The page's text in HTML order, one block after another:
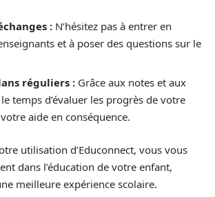
: N’hésitez pas à entrer en
et à poser des questions sur le
réguliers : Grâce aux notes et aux
temps d’évaluer les progrès de votre
aide en conséquence.
utilisation d’Educonnect, vous vous
dans l’éducation de votre enfant,
meilleure expérience scolaire.